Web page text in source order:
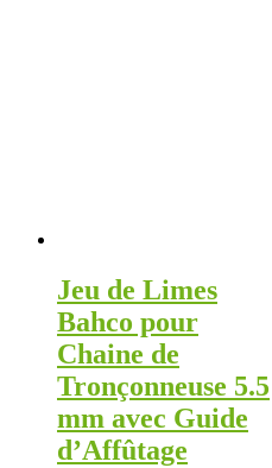
Jeu de Limes
Bahco pour
Chaine de
Tronçonneuse 5.5
mm avec Guide
d’Affûtage